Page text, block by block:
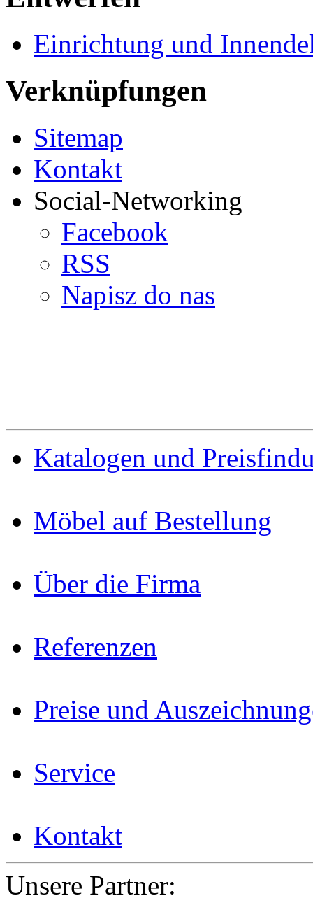
Einrichtung und
Verknüpfungen
Sitemap
Kontakt
Social-Networking
Facebook
RSS
Napisz do nas
Katalogen und
Möbel auf Bestellung
Über die Firma
Referenzen
Preise und
Service
Kontakt
Unsere Partner: